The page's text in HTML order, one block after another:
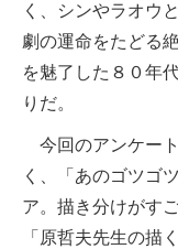
く、シンやラオウ
劇の運命をたどる
を魅了した８０年
りだ。
今回のアンケー
く、「あのゴツゴ
ア。描き分けがす
「原哲夫先生の描